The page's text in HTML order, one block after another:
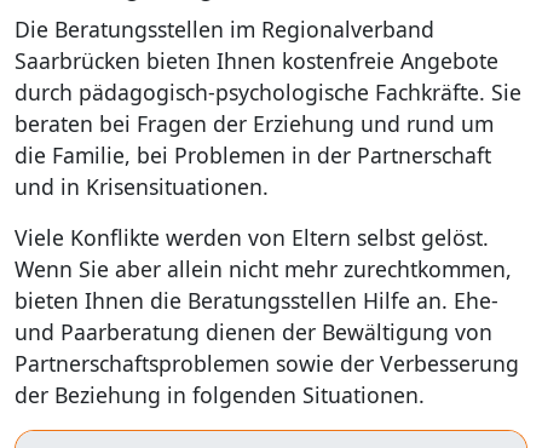
Die Beratungsstellen im Regionalverband
Saarbrücken bieten Ihnen kostenfreie Angebote
durch pädagogisch-psychologische Fachkräfte. Sie
beraten bei Fragen der Erziehung und rund um
die Familie, bei Problemen in der Partnerschaft
und in Krisensituationen.
Viele Konflikte werden von Eltern selbst gelöst.
Wenn Sie aber allein nicht mehr zurechtkommen,
bieten Ihnen die Beratungsstellen Hilfe an. Ehe-
und Paarberatung dienen der Bewältigung von
Partnerschaftsproblemen sowie der Verbesserung
der Beziehung in folgenden Situationen.